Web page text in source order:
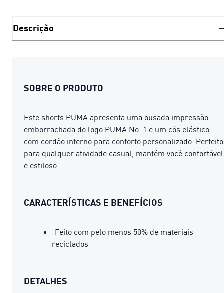
Descrição
SOBRE O PRODUTO
Este shorts PUMA apresenta uma ousada impressão
emborrachada do logo PUMA No. 1 e um cós elástico
com cordão interno para conforto personalizado. Perfeito
para qualquer atividade casual, mantém você confortável
e estiloso.
CARACTERÍSTICAS E BENEFÍCIOS
Feito com pelo menos 50% de materiais
reciclados
DETALHES